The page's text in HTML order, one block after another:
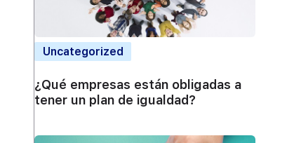
Uncategorized
¿Qué empresas están obligadas a
tener un plan de igualdad?